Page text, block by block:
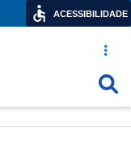
Acesso
ACESSIBILIDADE